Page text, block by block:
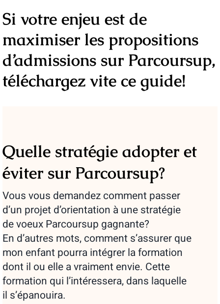
Si votre enjeu est de
maximiser les propositions
d’admissions sur Parcoursup,
téléchargez vite ce guide!
Quelle stratégie adopter et
éviter sur Parcoursup?
Vous vous demandez comment passer
d’un projet d’orientation à une stratégie
de voeux Parcoursup gagnante?
En d’autres mots, comment s’assurer que
mon enfant pourra intégrer la formation
dont il ou elle a vraiment envie. Cette
formation qui l’intéressera, dans laquelle
il s’épanouira.